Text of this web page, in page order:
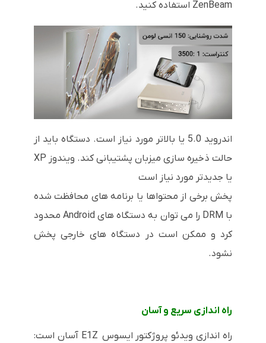
ZenBeam استفاده کنید.
اندروید 5.0 یا بالاتر مورد نیاز است. دستگاه باید از
حالت ذخیره سازی میزبان پشتیبانی کند. ویندوز XP
یا جدیدتر مورد نیاز است
پخش برخی از محتواها یا برنامه های محافظت شده
با DRM را می توان به دستگاه های Android محدود
کرد و ممکن است در دستگاه های خارجی پخش
نشود.
راه اندازی سریع و آسان
راه اندازی ویدئو پروژکتور ایسوس E1Z آسان است: